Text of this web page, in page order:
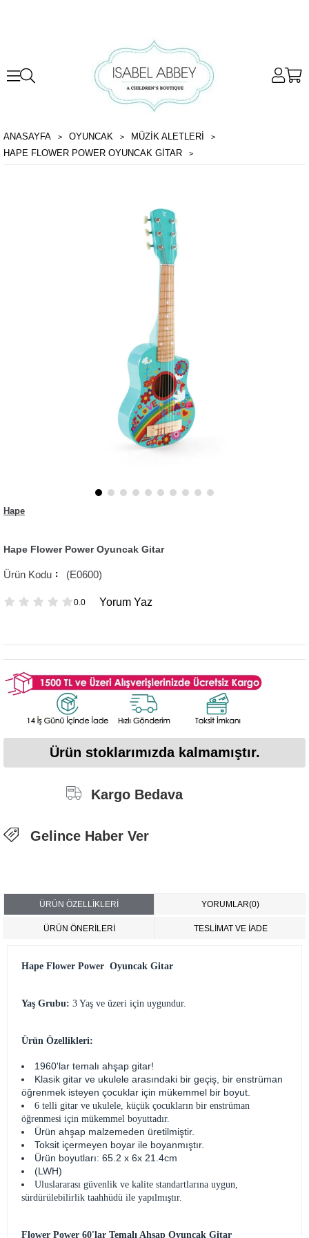
ANASAYFA OYUNCAK
MÜZIK ALETLERI
HAPE FLOWER POWER OYUNCAK GITAR
Hape
Hape Flower Power Oyuncak Gitar
(E0600)
0.0 Yorum Yaz
Ürün stoklarımızda kalmamıştır.
Kargo Bedava
Gelince Haber Ver
ÜRÜN ÖZELLIKLERI YORUMLAR(0)
ÜRÜN ÖNERILERI TESLİMAT VE İADE
Hape Flower Power Oyuncak Gitar
Yaş Grubu: 3 Yaş ve üzeri için uygundur.
Ürün Özellikleri:
1960'lar temalı ahşap gitar!
Klasik gitar ve ukulele arasındaki bir geçiş, bir enstrüman
öğrenmek isteyen çocuklar için mükemmel bir boyut.
6 telli gitar ve ukulele, küçük çocukların bir enstrüman
öğrenmesi için mükemmel boyuttadır.
Ürün ahşap malzemeden üretilmiştir.
Toksit içermeyen boyar ile boyanmıştır.
Ürün boyutları: 65.2 x 6x 21.4cm
(LWH)
Uluslararası güvenlik ve kalite standartlarına uygun,
sürdürülebilirlik taahhüdü ile yapılmıştır.
Flower Power 60'lar Temalı Ahşap Oyuncak Gitar